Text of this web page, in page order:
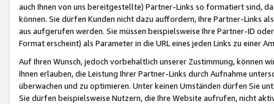
auch Ihnen von uns bereitgestellte) Partner-Links so formatiert sind,
können. Sie dürfen Kunden nicht dazu auffordern, Ihre Partner-Links
aus aufgerufen werden. Sie müssen beispielsweise Ihre Partner-ID
Format erscheint) als Parameter in die URL eines jeden Links zu einer
Auf Ihren Wunsch, jedoch vorbehaltlich unserer Zustimmung, können
Ihnen erlauben, die Leistung Ihrer Partner-Links durch Aufnahme
überwachen und zu optimieren. Unter keinen Umständen dürfen Sie
Sie dürfen beispielsweise Nutzern, die Ihre Website aufrufen, nicht